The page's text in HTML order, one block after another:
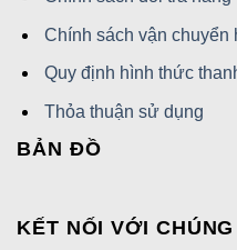
Chính sách vận chuyển
Quy định hình thức
Thỏa thuận sử dụng
BẢN ĐỒ
KẾT NỐI VỚI